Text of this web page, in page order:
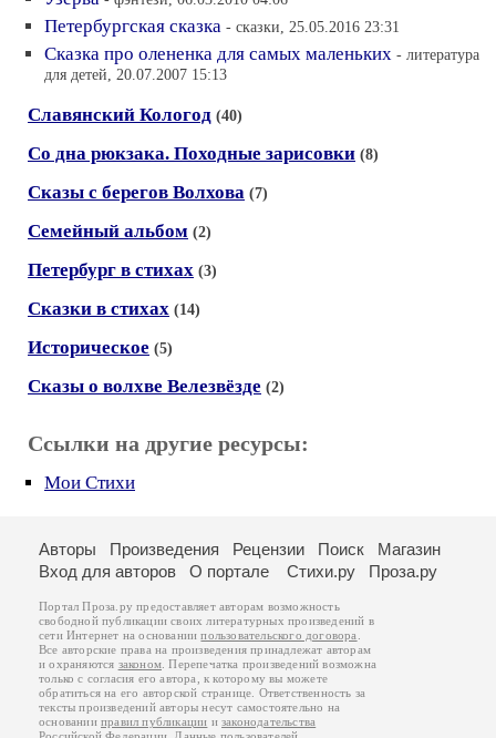
Петербургская сказка - сказки, 25.05.2016 23:31
Сказка про олененка для самых маленьких - литература
для детей, 20.07.2007 15:13
Славянский Кологод (40)
Со дна рюкзака. Походные зарисовки (8)
Сказы с берегов Волхова (7)
Семейный альбом (2)
Петербург в стихах (3)
Сказки в стихах (14)
Историческое (5)
Сказы о волхве Велезвёзде (2)
Ссылки на другие ресурсы:
Мои Стихи
Авторы Произведения Рецензии Поиск
Магазин
Вход для авторов
О портале Стихи.ру Проза.ру
Портал Проза.ру предоставляет авторам возможность
свободной публикации своих литературных произведений в
сети Интернет на основаниипользовательского договора
Все авторские права на произведения принадлежат авторам
и охраняются законом . Перепечатка произведений возможна
только с согласия его автора, к которому вы можете
обратиться на его авторской странице. Ответственность за
тексты произведений авторы несут самостоятельно на
основанииправил публикации изаконодательства